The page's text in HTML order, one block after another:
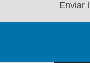
Enviar